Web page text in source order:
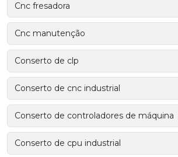
Cnc fresadora
Cnc manutenção
Conserto de clp
Conserto de cnc industrial
Conserto de controladores de máquina
Conserto de cpu industrial